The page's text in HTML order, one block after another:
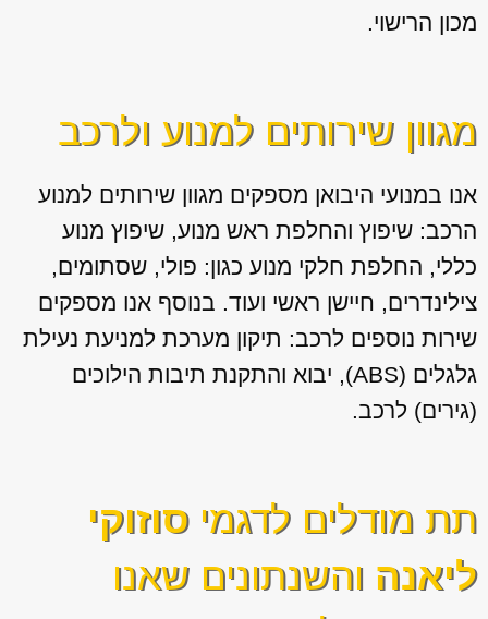
מכון הרישוי.
מגוון שירותים למנוע ולרכב
אנו במנועי היבואן מספקים מגוון שירותים למנוע
הרכב: שיפוץ והחלפת ראש מנוע, שיפוץ מנוע
כללי, החלפת חלקי מנוע כגון: פולי, שסתומים,
צילינדרים, חיישן ראשי ועוד. בנוסף אנו מספקים
שירות נוספים לרכב: תיקון מערכת למניעת נעילת
גלגלים (ABS), יבוא והתקנת תיבות הילוכים
(גירים) לרכב.
תת מודלים לדגמיסוזוקי
ליאנה והשנתונים שאנו